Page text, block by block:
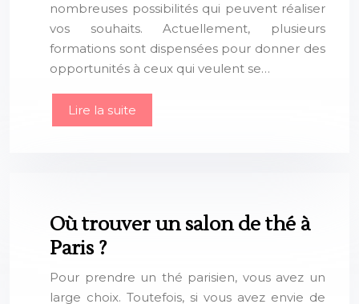
nombreuses possibilités qui peuvent réaliser
vos souhaits. Actuellement, plusieurs
formations sont dispensées pour donner des
opportunités à ceux qui veulent se…
Lire la suite
Où trouver un salon de thé à
Paris ?
Pour prendre un thé parisien, vous avez un
large choix. Toutefois, si vous avez envie de